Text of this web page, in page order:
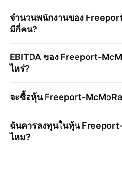
จำนวนพนักงานของ
มีกี่คน?
EBITDA ของ Freeport-
ไหร่?
จะซื้อหุ้นFreeport-
ฉันควรลงทุนในหุ้น
ไหม?